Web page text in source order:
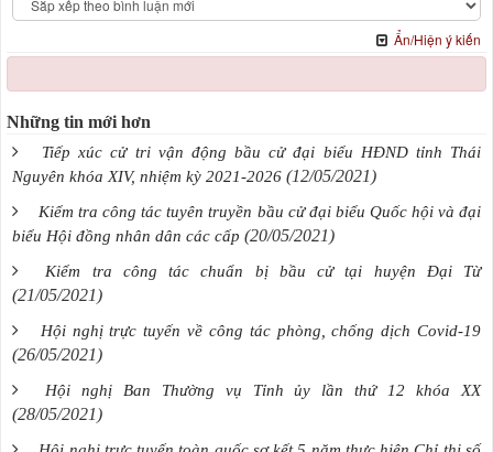
Ẩn/Hiện ý kiến
Những tin mới hơn
Tiếp xúc cử tri vận động bầu cử đại biểu HĐND tỉnh Thái
Nguyên khóa XIV, nhiệm kỳ 2021-2026 (12/05/2021)
Kiểm tra công tác tuyên truyền bầu cử đại biểu Quốc hội và đại
biểu Hội đồng nhân dân các cấp (20/05/2021)
Kiểm tra công tác chuẩn bị bầu cử tại huyện Đại Từ
(21/05/2021)
Hội nghị trực tuyến về công tác phòng, chống dịch Covid-19
(26/05/2021)
Hội nghị Ban Thường vụ Tỉnh ủy lần thứ 12 khóa XX
(28/05/2021)